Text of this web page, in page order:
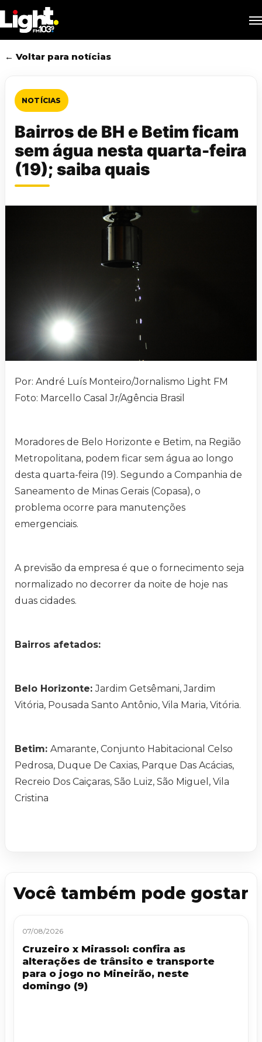
to
main
content
← Voltar para notícias
NOTÍCIAS
Bairros de BH e Betim ficam
sem água nesta quarta-feira
(19); saiba quais
Por: André Luís Monteiro/Jornalismo Light FM
Foto: Marcello Casal Jr/Agência Brasil
Moradores de Belo Horizonte e Betim, na Região
Metropolitana, podem ficar sem água ao longo
desta quarta-feira (19). Segundo a Companhia de
Saneamento de Minas Gerais (Copasa), o
problema ocorre para manutenções
emergenciais.
A previsão da empresa é que o fornecimento seja
normalizado no decorrer da noite de hoje nas
duas cidades.
Bairros afetados:
Belo Horizonte:Jardim Getsêmani, Jardim
Vitória, Pousada Santo Antônio, Vila Maria, Vitória.
Betim: Amarante, Conjunto Habitacional Celso
Pedrosa, Duque De Caxias, Parque Das Acácias,
Recreio Dos Caiçaras, São Luiz, São Miguel, Vila
Cristina
Você também pode gostar
07/08/2026
Cruzeiro x Mirassol: confira as
alterações de trânsito e transporte
para o jogo no Mineirão, neste
domingo (9)